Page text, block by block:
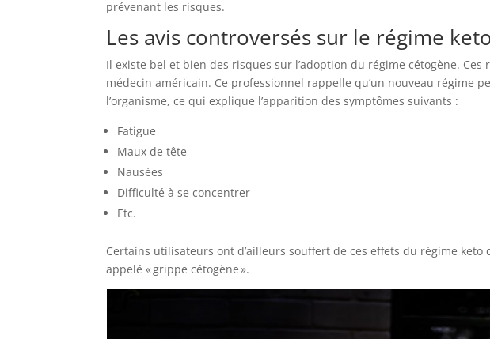
prévenant les risques.
Les avis controversés sur le régime
Il existe bel et bien des risques sur l’adoption du régime cétogène.
médecin américain. Ce professionnel rappelle qu’un nouveau régime
l’organisme, ce qui explique l’apparition des symptômes suivants :
Fatigue
Maux de tête
Nausées
Difficulté à se concentrer
Etc.
Certains utilisateurs ont d’ailleurs souffert de ces effets du régime keto
appelé « grippe cétogène ».